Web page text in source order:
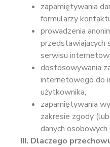
zapamiętywania
formularzy
prowadzenia
przedstawiających
serwisu
dostosowywania
internetowego do
użytkownika,
zapamiętywania
zakresie zgody
danych
III. Dlaczego